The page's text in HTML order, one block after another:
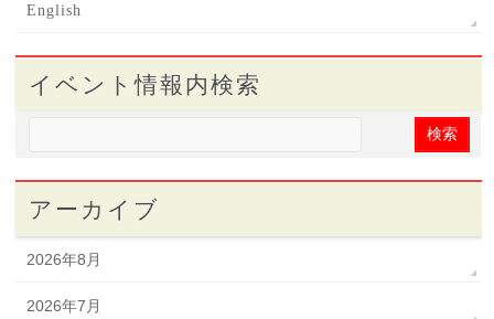
English
イベント情報内検索
アーカイブ
2026年8月
2026年7月